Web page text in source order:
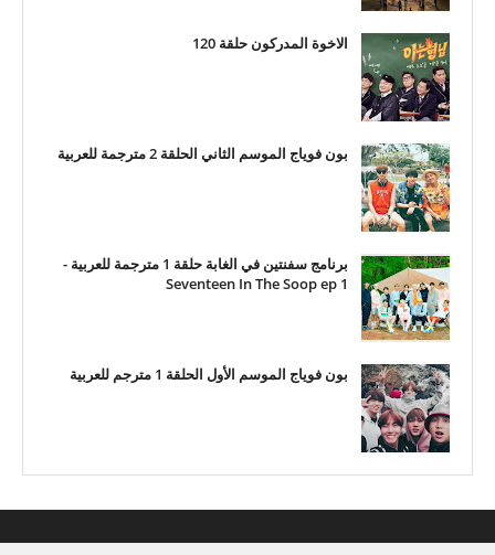
الاخوة المدركون حلقة 120
بون فوياج الموسم الثاني الحلقة 2 مترجمة للعربية
برنامج سفنتين في الغابة حلقة 1 مترجمة للعربية -
Seventeen In The Soop ep 1
بون فوياج الموسم الأول الحلقة 1 مترجم للعربية